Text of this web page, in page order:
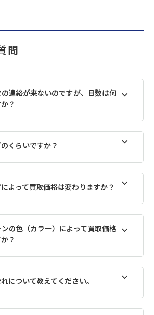
問
連絡が来ないのですが、日数は何
？
くらいですか？
よって買取価格は変わりますか？
の色（カラー）によって買取価格
？
について教えてください。